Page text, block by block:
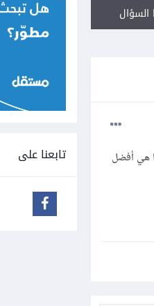
هي أفضل
تابعنا على